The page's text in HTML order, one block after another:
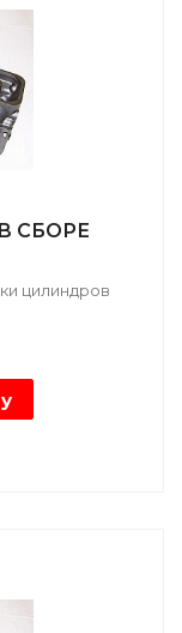
СБОРЕ
цилиндров